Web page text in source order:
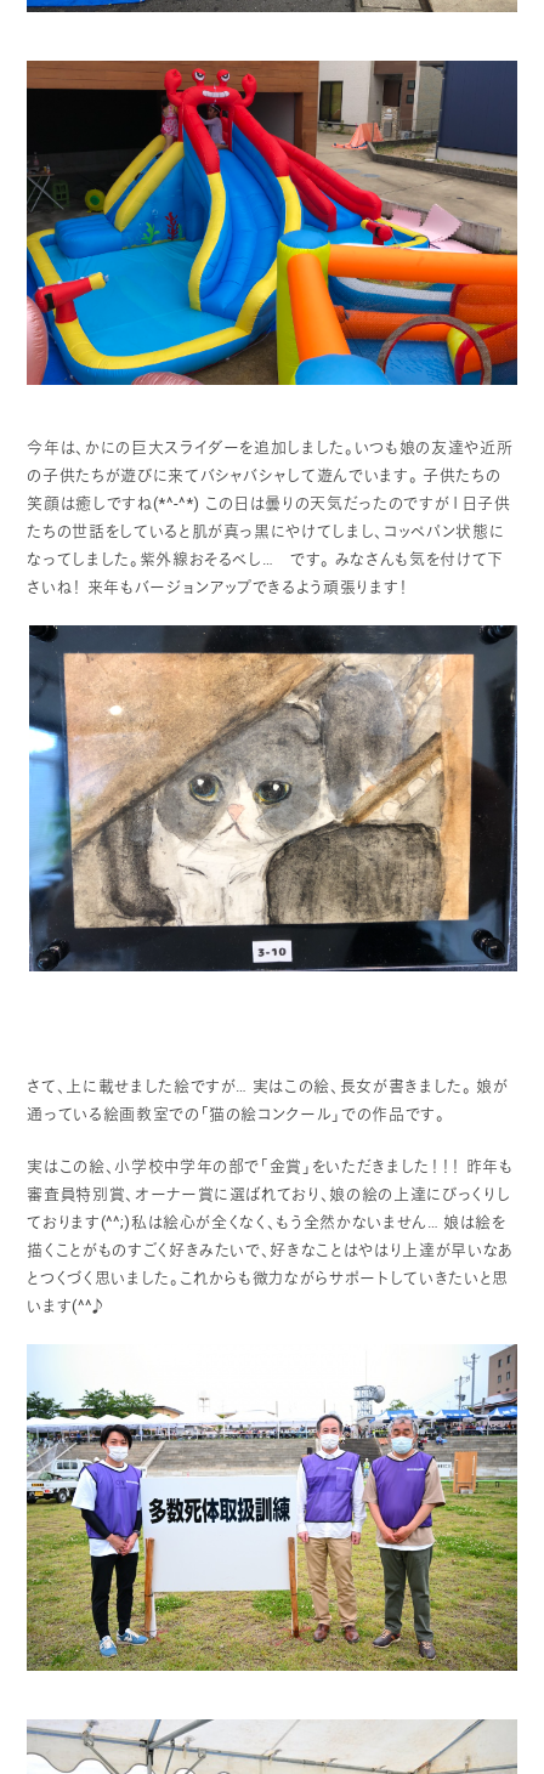
今年は、かにの巨大スライダーを追加しました。いつも娘の友達や近所
の子供たちが遊びに来てバシャバシャして遊んでいます。 子供たちの
笑顔は癒しですね(*^-^*) この日は曇りの天気だったのですが１日子供
たちの世話をしていると肌が真っ黒にやけてしまし、コッペパン状態に
なってしました。紫外線おそるべし… です。 みなさんも気を付けて下
さいね！ 来年もバージョンアップできるよう頑張ります！
さて、上に載せました絵ですが… 実はこの絵、長女が書きました。 娘が
通っている絵画教室での「猫の絵コンクール」での作品です。
実はこの絵、小学校中学年の部で「金賞」をいただきました！！！
昨年も
審査員特別賞、オーナー賞に選ばれており、娘の絵の上達にびっくりし
ております(^^;)私は絵心が全くなく、もう全然かないません… 娘は絵を
描くことがものすごく好きみたいで、好きなことはやはり上達が早いなあ
とつくづく思いました。これからも微力ながらサポートしていきたいと思
います(^^♪